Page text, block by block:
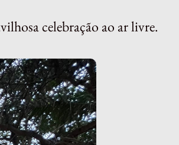
celebração ao ar livre.